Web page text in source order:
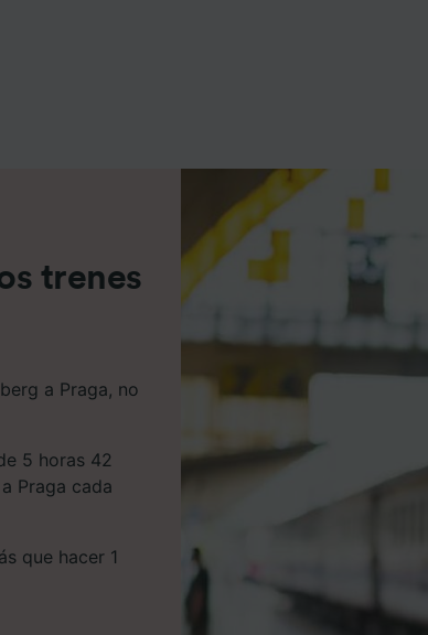
trenes
a Praga, no
5 horas 42
Praga cada
que hacer 1
(proveedores)